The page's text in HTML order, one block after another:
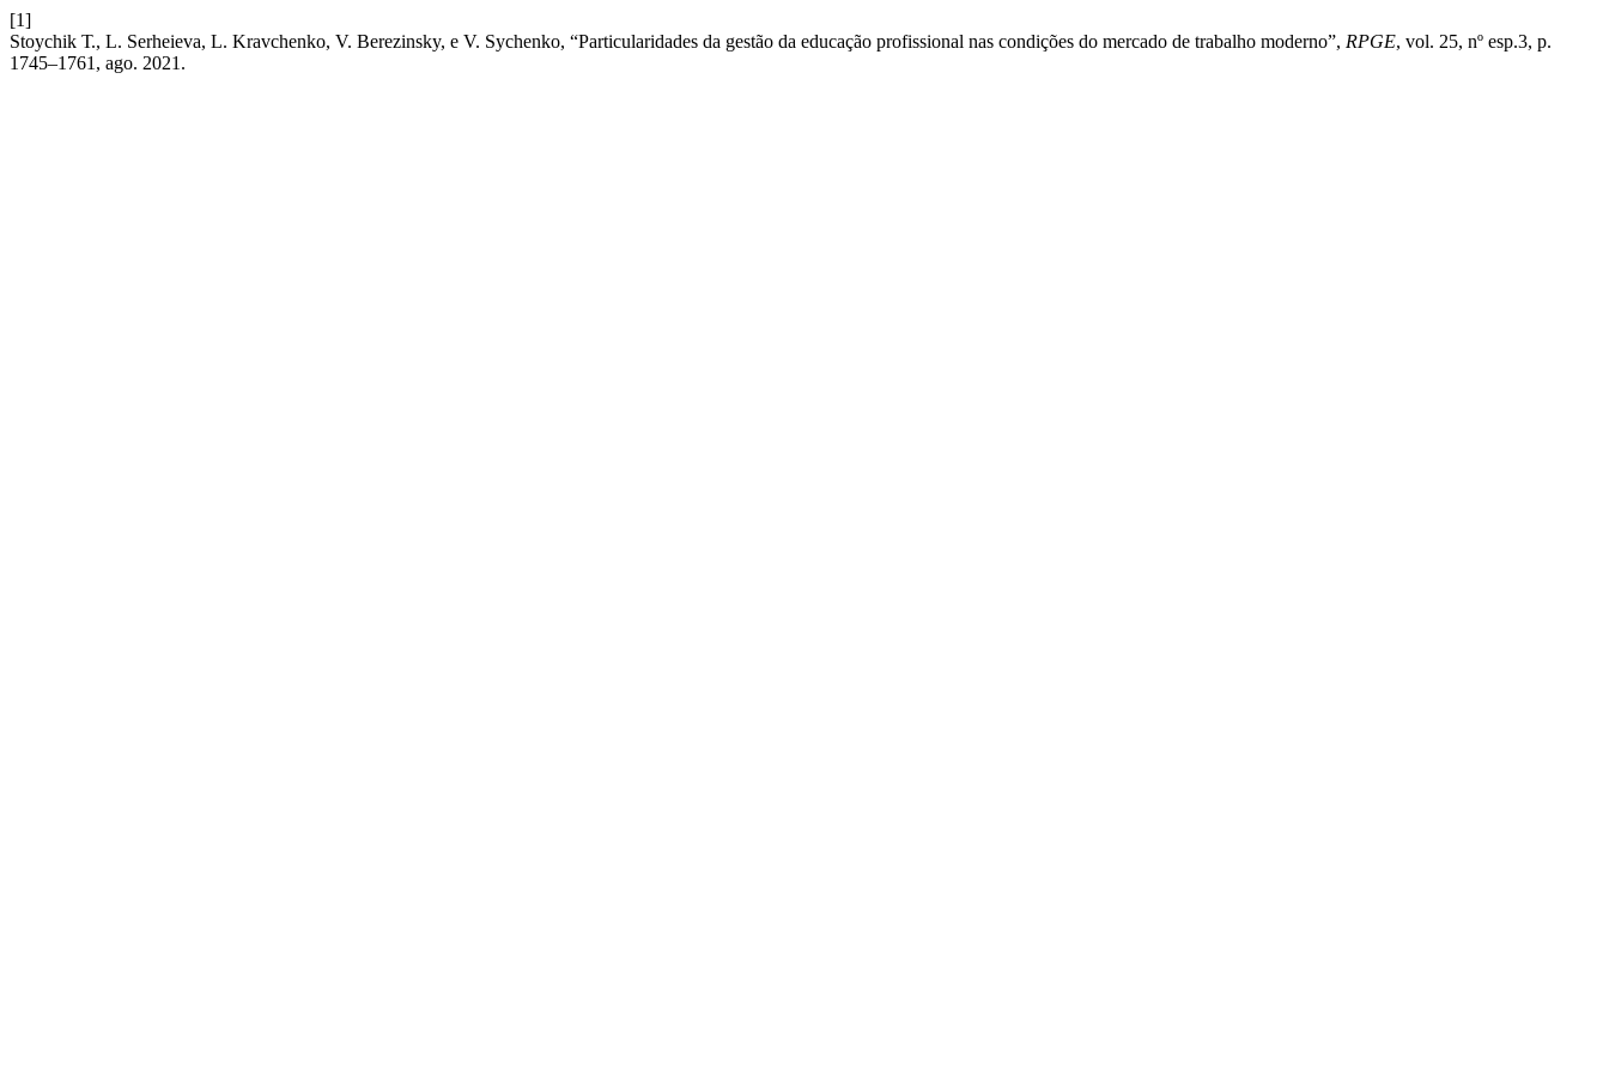
[1]
Stoychik Т., L. Serheieva, L. Kravchenko, V. Berezinsky, e V. Sychenko, “Particularidades da gestão da educação profissional nas condições do mercado de trabalho moderno”, RPGE, vol. 25, nº esp.3, p.
1745–1761, ago. 2021.